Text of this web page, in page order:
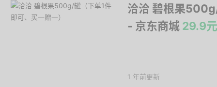
洽洽 碧根果
- 京东商城 29.9
1 年前更新